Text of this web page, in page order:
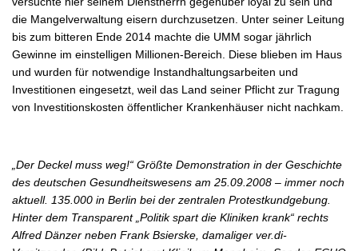
die Mangelverwaltung eisern durchzusetzen. Unter seiner Leitung
bis zum bitteren Ende 2014 machte die UMM sogar jährlich
Gewinne im einstelligen Millionen-Bereich. Diese blieben im Haus
und wurden für notwendige Instandhaltungsarbeiten und
Investitionen eingesetzt, weil das Land seiner Pflicht zur Tragung
von Investitionskosten öffentlicher Krankenhäuser nicht nachkam.
„Der Deckel muss weg!“ Größte Demonstration in der Geschichte
des deutschen Gesundheitswesens am 25.09.2008 – immer noch
aktuell. 135.000 in Berlin bei der zentralen Protestkundgebung.
Hinter dem Transparent „Politik spart die Kliniken krank“ rechts
Alfred Dänzer neben Frank Bsierske, damaliger ver.di-